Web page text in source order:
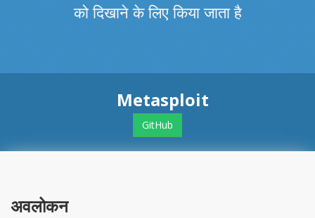
को दिखाने के लिए किया जाता है
Metasploit
GitHub
अवलोकन